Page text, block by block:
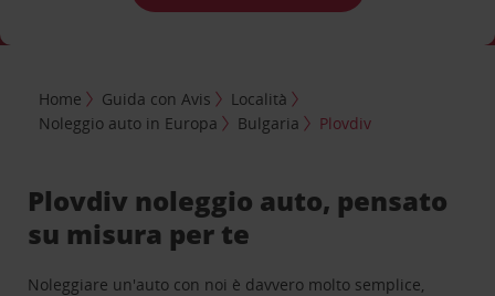
Home Guida con Avis
Località
Noleggio auto in Europa
Bulgaria Plovdiv
Plovdiv noleggio auto, pensato
su misura per te
Noleggiare un'auto con noi è davvero molto semplice,